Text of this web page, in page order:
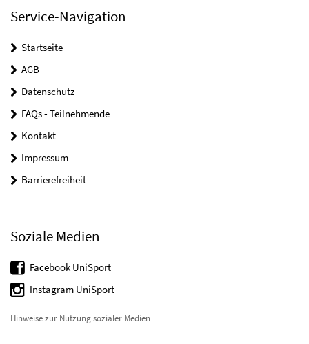
Service-Navigation
Startseite
AGB
Datenschutz
FAQs - Teilnehmende
Kontakt
Impressum
Barrierefreiheit
Soziale Medien
Facebook UniSport
Instagram UniSport
Hinweise zur Nutzung sozialer Medien